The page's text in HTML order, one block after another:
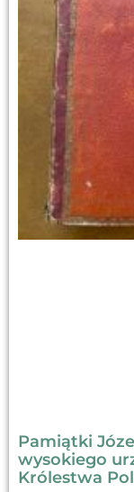
Pamiątki
wysokiego
Królestwa